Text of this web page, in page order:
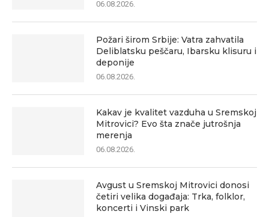
06.08.2026.
Požari širom Srbije: Vatra zahvatila
Deliblatsku peščaru, Ibarsku klisuru i
deponije
06.08.2026.
Kakav je kvalitet vazduha u Sremskoj
Mitrovici? Evo šta znače jutrošnja
merenja
06.08.2026.
Avgust u Sremskoj Mitrovici donosi
četiri velika događaja: Trka, folklor,
koncerti i Vinski park